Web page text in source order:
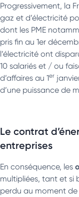
Progressivement, la
gaz et d’électricité
dont les PME
pris fin au 1er
l’électricité ont
10 salariés et / ou
d’affaires au 1er
d’une puissance de
Le contrat
entreprises
En conséquence, les
multipliées, tant et si
perdu au moment